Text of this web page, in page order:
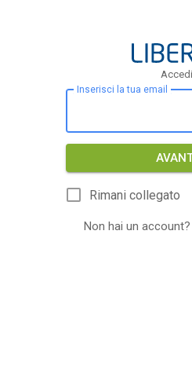
Accedi
Inserisci la tua email
Rimani collegato
Non hai un account?